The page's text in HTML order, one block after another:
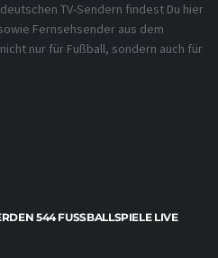
TV-Sendern findest Du hier
Fernsehsender aus dem
nur für Fußball, sondern auch für
544 FUSSBALLSPIELE LIVE Ü